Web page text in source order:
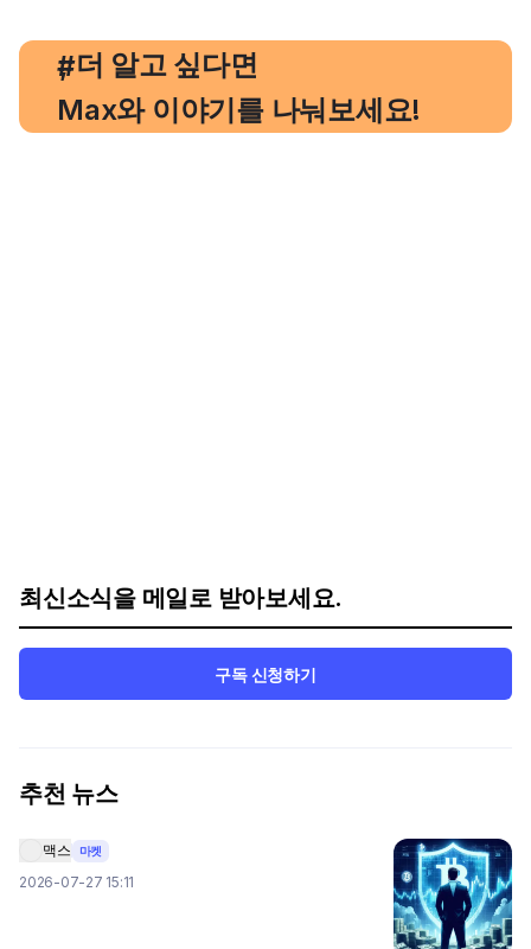
#
, 더 알고 싶다면
Max와 이야기를 나눠보세요!
최신소식을 메일로 받아보세요.
구독 신청하기
추천 뉴스
맥스 마켓
2026-07-27 15:11